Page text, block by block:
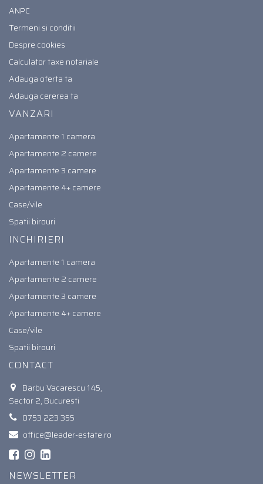
ANPC
Termeni si conditii
Despre cookies
Calculator taxe notariale
Adauga oferta ta
Adauga cererea ta
VANZARI
Apartamente 1 camera
Apartamente 2 camere
Apartamente 3 camere
Apartamente 4+ camere
Case/vile
Spatii birouri
INCHIRIERI
Apartamente 1 camera
Apartamente 2 camere
Apartamente 3 camere
Apartamente 4+ camere
Case/vile
Spatii birouri
CONTACT
Barbu Vacarescu 145,
Sector 2, Bucuresti
0753 223 355
office@leader-estate.ro
NEWSLETTER